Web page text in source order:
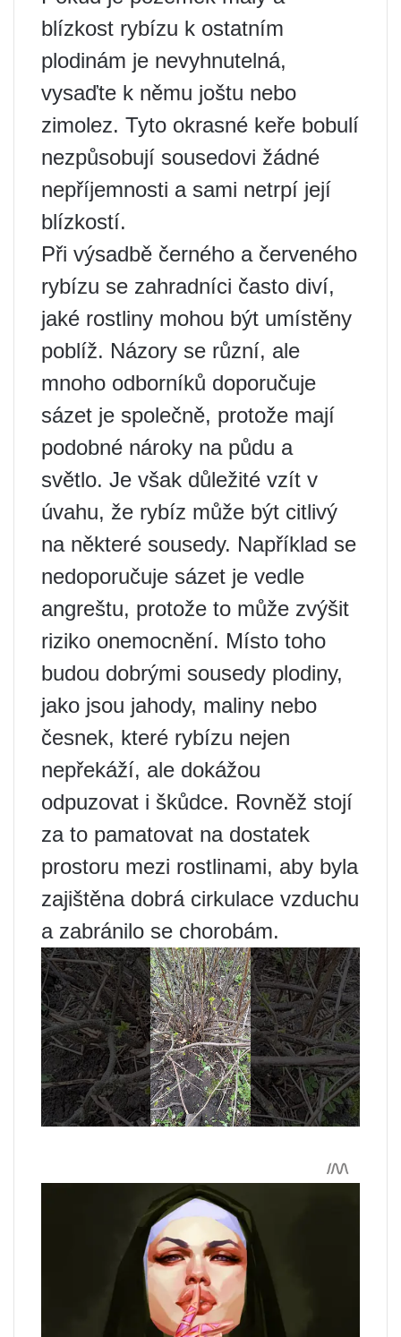
blízkost rybízu k ostatním
plodinám je nevyhnutelná,
vysaďte k němu joštu nebo
zimolez. Tyto okrasné keře bobulí
nezpůsobují sousedovi žádné
nepříjemnosti a sami netrpí její
blízkostí.
Při výsadbě černého a červeného
rybízu se zahradníci často diví,
jaké rostliny mohou být umístěny
poblíž. Názory se různí, ale
mnoho odborníků doporučuje
sázet je společně, protože mají
podobné nároky na půdu a
světlo. Je však důležité vzít v
úvahu, že rybíz může být citlivý
na některé sousedy. Například se
nedoporučuje sázet je vedle
angreštu, protože to může zvýšit
riziko onemocnění. Místo toho
budou dobrými sousedy plodiny,
jako jsou jahody, maliny nebo
česnek, které rybízu nejen
nepřekáží, ale dokážou
odpuzovat i škůdce. Rovněž stojí
za to pamatovat na dostatek
prostoru mezi rostlinami, aby byla
zajištěna dobrá cirkulace vzduchu
a zabránilo se chorobám.